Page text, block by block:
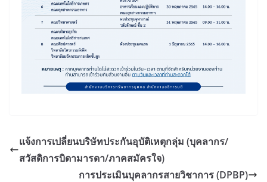
แจ้งการเปลี่ยนบริษัทประกันอุบัติเหตุกลุ่ม (บุคลากร/
สวัสดิการบิดามารดา/ภาคสมัครใจ)
การประเมินบุคลากรสายวิชาการ (DPBP)